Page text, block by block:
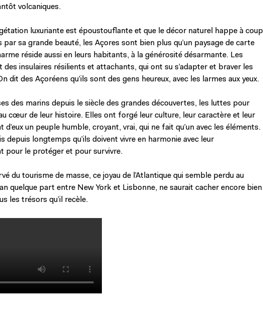
volcaniques.
luxuriante est époustouflante et que le décor naturel happe à coup
sa grande beauté, les Açores sont bien plus qu’un paysage de carte
réside aussi en leurs habitants, à la générosité désarmante. Les
des insulaires résilients et attachants, qui ont su s’adapter et braver les
dit des Açoréens qu’ils sont des gens heureux, avec les larmes aux yeux.
des marins depuis le siècle des grandes découvertes, les luttes pour
cœur de leur histoire. Elles ont forgé leur culture, leur caractère et leur
un peuple humble, croyant, vrai, qui ne fait qu’un avec les éléments.
depuis longtemps qu’ils doivent vivre en harmonie avec leur
pour le protéger et pour survivre.
du tourisme de masse, ce joyau de l’Atlantique qui semble perdu au
quelque part entre New York et Lisbonne, ne saurait cacher encore bien
les trésors qu’il recèle.